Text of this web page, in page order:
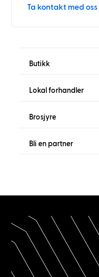
Ta kontakt med oss
Butikk
Lokal forhandler
Brosjyre
Bli en partner